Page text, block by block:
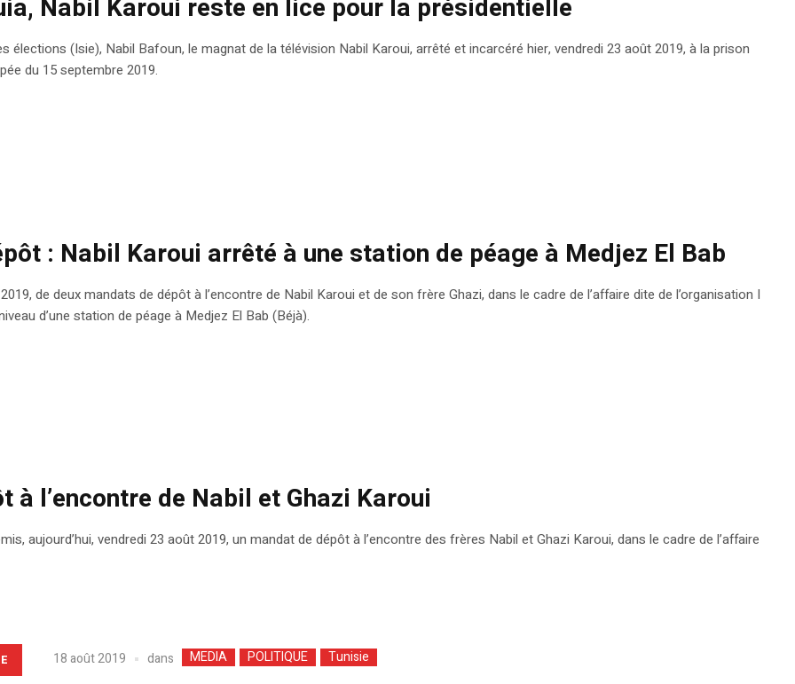
Nabil Karoui reste en lice pour la présidentielle
élections (Isie), Nabil Bafoun, le magnat de la télévision Nabil Karoui, arrêté et incarcéré hier, vendredi 23 août 2019, à la prison
du 15 septembre 2019.
: Nabil Karoui arrêté à une station de péage à Medjez El Bab
de deux mandats de dépôt à l’encontre de Nabil Karoui et de son frère Ghazi, dans le cadre de l’affaire dite de l’organisation I
d’une station de péage à Medjez El Bab (Béjà).
l’encontre de Nabil et Ghazi Karoui
aujourd’hui, vendredi 23 août 2019, un mandat de dépôt à l’encontre des frères Nabil et Ghazi Karoui, dans le cadre de l’affaire
18 août 2019 dans MEDIA POLITIQUE Tunisie